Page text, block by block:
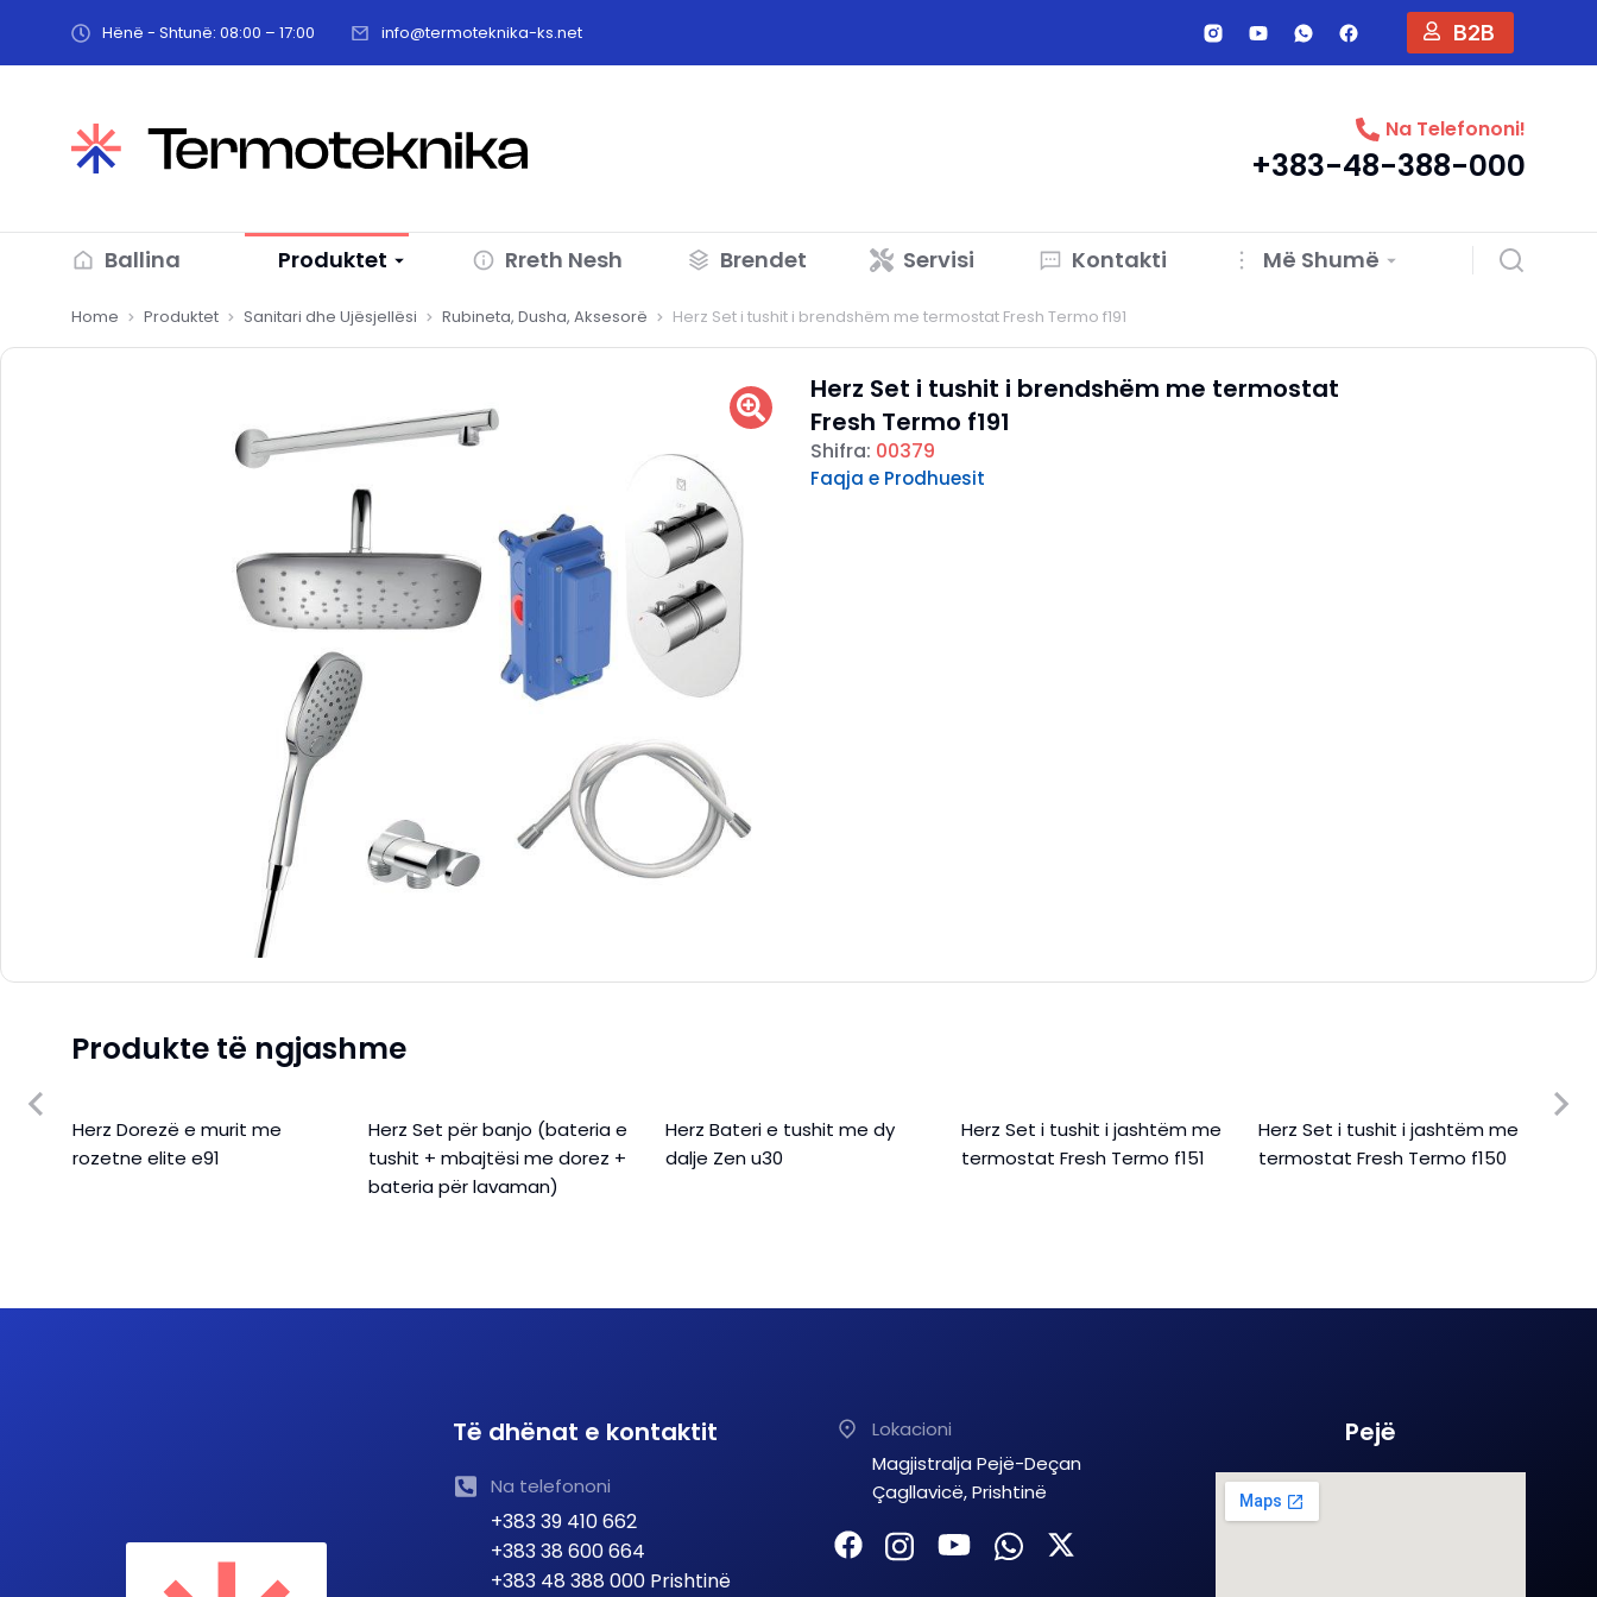
Hënë - Shtunë: 08:00 – 17:00 info@termoteknika-ks.net B2B
Na Telefononi!
+383-48-388-000
Ballina Produktet Rreth Nesh Brendet Servisi Kontakti Më Shumë
You are here:
Home Produktet Sanitari dhe Ujësjellësi Rubineta, Dusha, Aksesorë Herz Set i tushit i brendshëm me termostat Fresh Termo f191
Herz Set i tushit i brendshëm me termostat
Fresh Termo f191
Shifra: 00379
Faqja e Prodhuesit
Produkte të ngjashme
Herz Dorezë e murit me
rozetne elite e91
Herz Set për banjo (bateria e
tushit + mbajtësi me dorez +
bateria për lavaman)
Herz Bateri e tushit me dy
dalje Zen u30
Herz Set i tushit i jashtëm me
termostat Fresh Termo f151
Herz Set i tushit i jashtëm me
termostat Fresh Termo f150
Të dhënat e kontaktit
Na telefononi
+383 39 410 662
+383 38 600 664
+383 48 388 000 Prishtinë
Lokacioni
Magjistralja Pejë-Deçan
Çagllavicë, Prishtinë
Pejë